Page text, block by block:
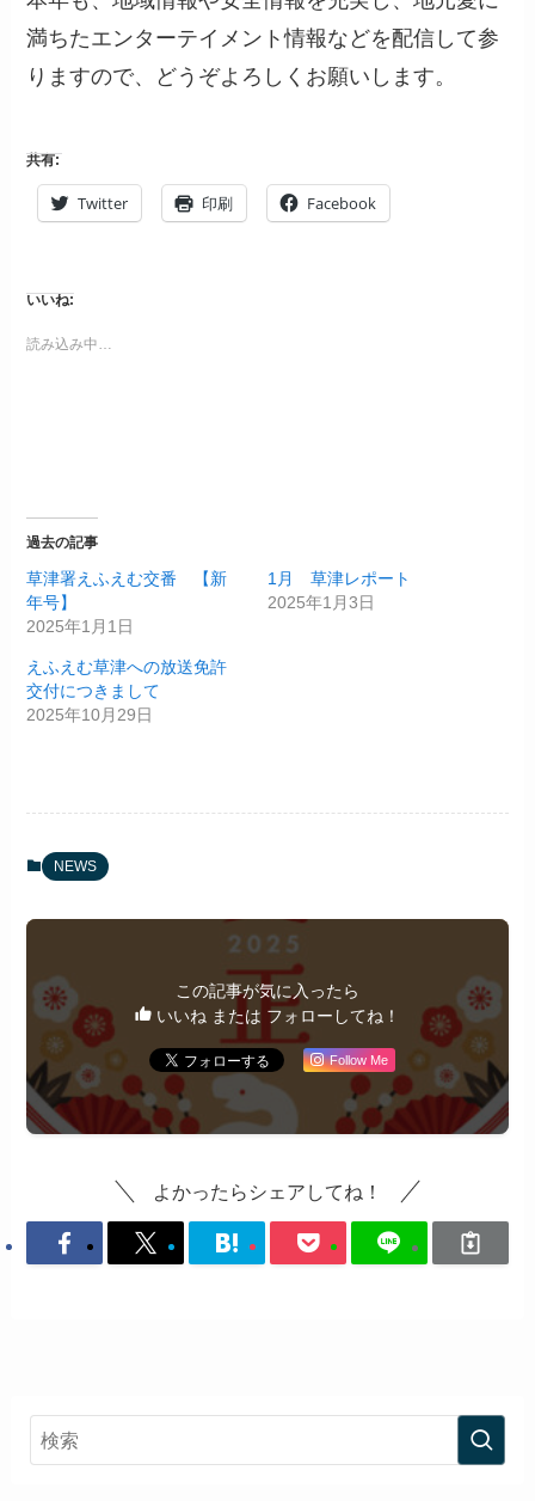
満ちたエンターテイメント情報などを配信して参
りますので、どうぞよろしくお願いします。
共有:
Twitter 印刷 Facebook
いいね:
読み込み中…
過去の記事
草津署えふえむ交番 【新
年号】
2025年1月1日
1月 草津レポート
2025年1月3日
えふえむ草津への放送免許
交付につきまして
2025年10月29日
NEWS
この記事が気に入ったら
いいね または フォローしてね！
Follow Me
よかったらシェアしてね！